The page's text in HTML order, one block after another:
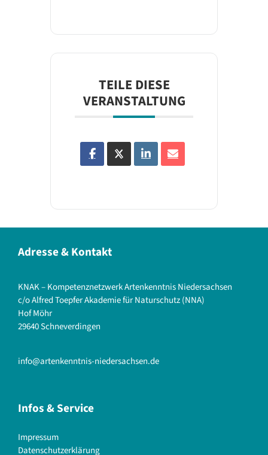
TEILE DIESE
VERANSTALTUNG
Adresse & Kontakt
KNAK – Kompetenznetzwerk Artenkenntnis Niedersachsen
c/o Alfred Toepfer Akademie für Naturschutz (NNA)
Hof Möhr
29640 Schneverdingen
info@artenkenntnis-niedersachsen.de
Infos & Service
Impressum
Datenschutzerklärung